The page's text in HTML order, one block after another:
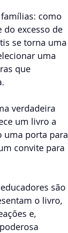
como
do excesso de
se torna uma
uma
que
verdadeira
um livro a
uma porta para
convite para
são
o livro,
e,